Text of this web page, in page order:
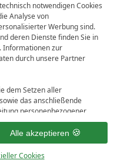
notwendigen Cookies
Analyse von
Werbung sind.
deren Dienste finden Sie in
Informationen zur
durch unsere Partner
dem Setzen aller
das anschließende
personenbezogener
unseren Partnern zu. Falls
bitte auf „Nur essenzielle
Sie unter „Übersicht nicht
Auswahl im Fußbereich
Alle akzeptieren
Cookies
vioma GmbH